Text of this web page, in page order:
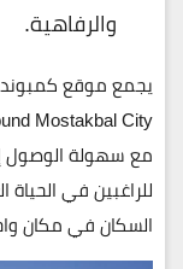
والرفاهية.
يجمع موقع
Mostakbal City
مع سهولة الوصول
للراغبين في
السكان في مكان